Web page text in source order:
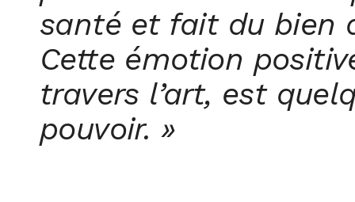
santé et fait du bien
Cette émotion
travers l’art, est
pouvoir. »